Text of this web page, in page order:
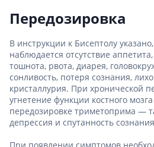
Передозировка
В инструкции к Бисептолу
наблюдается отсутствие
тошнота, рвота, диарея,
сонливость, потеря сознания,
кристаллурия. При хронической
угнетение функции костного
передозировке триметоприма —
депрессия и спутанность